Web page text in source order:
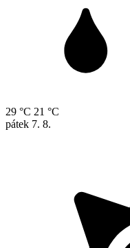
29 °C 21 °C
pátek 7. 8.